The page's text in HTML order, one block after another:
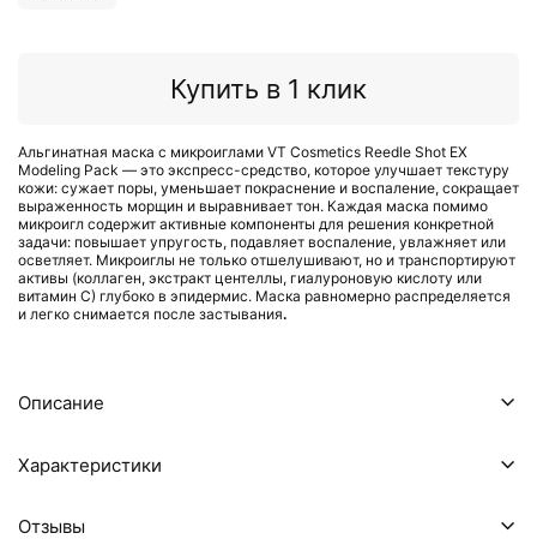
Купить в 1 клик
Альгинатная маска с микроиглами VT Cosmetics Reedle Shot EX
Modeling Pack — это экспресс-средство, которое улучшает текстуру
кожи: сужает поры, уменьшает покраснение и воспаление, сокращает
выраженность морщин и выравнивает тон. Каждая маска помимо
микроигл содержит активные компоненты для решения конкретной
задачи: повышает упругость, подавляет воспаление, увлажняет или
осветляет. Микроиглы не только отшелушивают, но и транспортируют
активы (коллаген, экстракт центеллы, гиалуроновую кислоту или
витамин С) глубоко в эпидермис. Маска равномерно распределяется
и легко снимается после застывания.
Описание
Характеристики
Отзывы